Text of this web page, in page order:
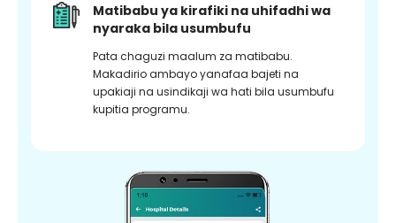
Matibabu ya kirafiki na uhifadhi wa
nyaraka bila usumbufu
Pata chaguzi maalum za matibabu.
Makadirio ambayo yanafaa bajeti na
upakiaji na usindikaji wa hati bila usumbufu
kupitia programu.